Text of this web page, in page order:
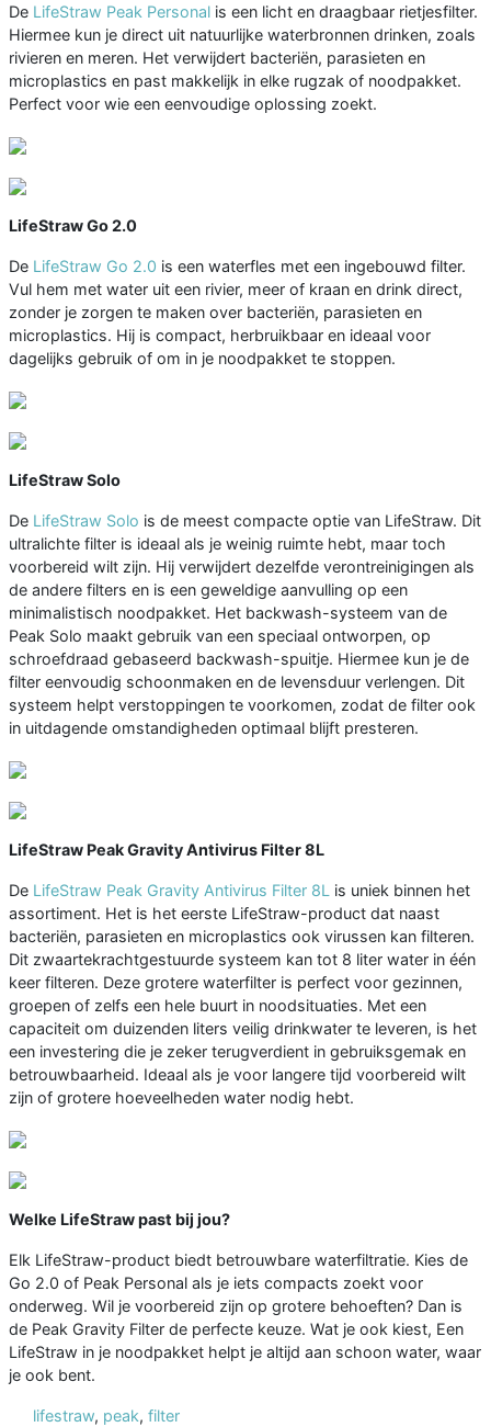
De LifeStraw Peak Personal is een licht en draagbaar rietjesfilter.
Hiermee kun je direct uit natuurlijke waterbronnen drinken, zoals
rivieren en meren. Het verwijdert bacteriën, parasieten en
microplastics en past makkelijk in elke rugzak of noodpakket.
Perfect voor wie een eenvoudige oplossing zoekt.
LifeStraw Go 2.0
De LifeStraw Go 2.0 is een waterfles met een ingebouwd filter.
Vul hem met water uit een rivier, meer of kraan en drink direct,
zonder je zorgen te maken over bacteriën, parasieten en
microplastics. Hij is compact, herbruikbaar en ideaal voor
dagelijks gebruik of om in je noodpakket te stoppen.
LifeStraw Solo
De LifeStraw Solo is de meest compacte optie van LifeStraw. Dit
ultralichte filter is ideaal als je weinig ruimte hebt, maar toch
voorbereid wilt zijn. Hij verwijdert dezelfde verontreinigingen als
de andere filters en is een geweldige aanvulling op een
minimalistisch noodpakket. Het backwash-systeem van de
Peak Solo maakt gebruik van een speciaal ontworpen, op
schroefdraad gebaseerd backwash-spuitje. Hiermee kun je de
filter eenvoudig schoonmaken en de levensduur verlengen. Dit
systeem helpt verstoppingen te voorkomen, zodat de filter ook
in uitdagende omstandigheden optimaal blijft presteren.
LifeStraw Peak Gravity Antivirus Filter 8L
De LifeStraw Peak Gravity Antivirus Filter 8L is uniek binnen het
assortiment. Het is het eerste LifeStraw-product dat naast
bacteriën, parasieten en microplastics ook virussen kan filteren.
Dit zwaartekrachtgestuurde systeem kan tot 8 liter water in één
keer filteren. Deze grotere waterfilter is perfect voor gezinnen,
groepen of zelfs een hele buurt in noodsituaties. Met een
capaciteit om duizenden liters veilig drinkwater te leveren, is het
een investering die je zeker terugverdient in gebruiksgemak en
betrouwbaarheid. Ideaal als je voor langere tijd voorbereid wilt
zijn of grotere hoeveelheden water nodig hebt.
Welke LifeStraw past bij jou?
Elk LifeStraw-product biedt betrouwbare waterfiltratie. Kies de
Go 2.0 of Peak Personal als je iets compacts zoekt voor
onderweg. Wil je voorbereid zijn op grotere behoeften? Dan is
de Peak Gravity Filter de perfecte keuze. Wat je ook kiest, Een
LifeStraw in je noodpakket helpt je altijd aan schoon water, waar
je ook bent.
lifestraw, peak, filter